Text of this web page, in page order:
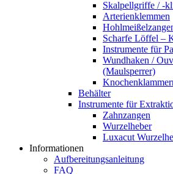
Skalpellgriffe / -
Arterienklemmen
Scharfe Löffel –
Instrumente für
Wundhaken /
(Maulsperrer)
Behälter
Instrumente für
Zahnzangen
Wurzelheber
Luxacut
Informationen
Aufbereitungsanleitung
FAQ